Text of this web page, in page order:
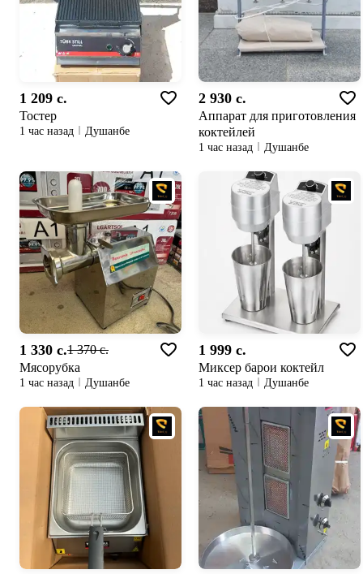
1 209 c.
Тостер
1 час назад Душанбе
2 930 c.
Аппарат для приготовления
коктейлей
1 час назад Душанбе
1 330 c.1 370 c.
Мясорубка
1 час назад Душанбе
1 999 c.
Миксер барои коктейл
1 час назад Душанбе